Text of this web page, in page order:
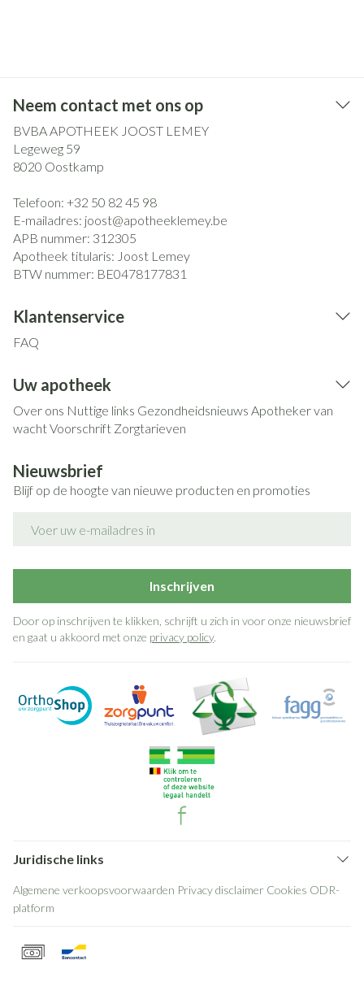
Neem contact met ons op
BVBA APOTHEEK JOOST LEMEY
Legeweg 59
8020 Oostkamp
Telefoon: +32 50 82 45 98
E-mailadres: joost@apotheeklemey.be
APB nummer: 312305
Apotheek titularis: Joost Lemey
BTW nummer: BE0478177831
Klantenservice
FAQ
Uw apotheek
Over ons Nuttige links Gezondheidsnieuws Apotheker van
wachtVoorschrift Zorgtarieven
Nieuwsbrief
Blijf op de hoogte van nieuwe producten en promoties
Inschrijven
Door op inschrijven te klikken, schrijft u zich in voor onze nieuwsbrief
en gaat u akkoord met onze privacy policy.
Juridische links
Algemene verkoopsvoorwaarden Privacy disclaimer Cookies ODR-
platform